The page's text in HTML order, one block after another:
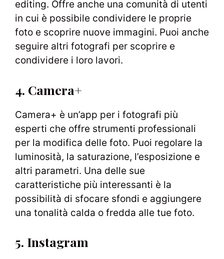
editing. Offre anche una comunità di utenti
in cui è possibile condividere le proprie
foto e scoprire nuove immagini. Puoi anche
seguire altri fotografi per scoprire e
condividere i loro lavori.
4. Camera+
Camera+ è un’app per i fotografi più
esperti che offre strumenti professionali
per la modifica delle foto. Puoi regolare la
luminosità, la saturazione, l’esposizione e
altri parametri. Una delle sue
caratteristiche più interessanti è la
possibilità di sfocare sfondi e aggiungere
una tonalità calda o fredda alle tue foto.
5. Instagram